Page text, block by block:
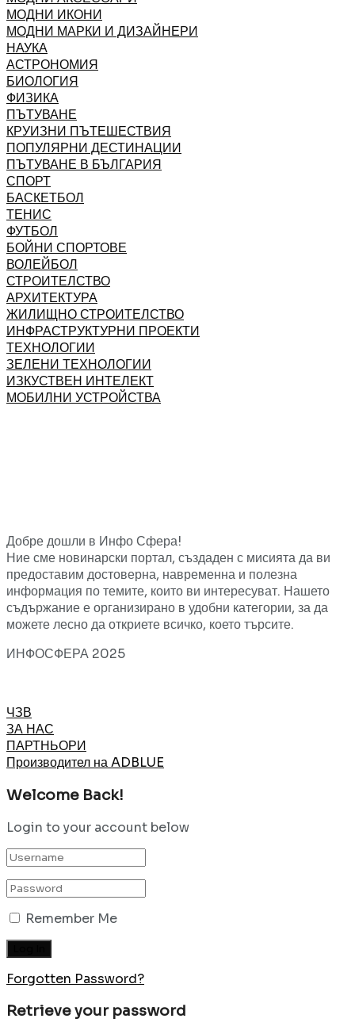
МОДНИ ИКОНИ
МОДНИ МАРКИ И ДИЗАЙНЕРИ
НАУКА
АСТРОНОМИЯ
БИОЛОГИЯ
ФИЗИКА
ПЪТУВАНЕ
КРУИЗНИ ПЪТЕШЕСТВИЯ
ПОПУЛЯРНИ ДЕСТИНАЦИИ
ПЪТУВАНЕ В БЪЛГАРИЯ
СПОРТ
БАСКЕТБОЛ
ТЕНИС
ФУТБОЛ
БОЙНИ СПОРТОВЕ
ВОЛЕЙБОЛ
СТРОИТЕЛСТВО
АРХИТЕКТУРА
ЖИЛИЩНО СТРОИТЕЛСТВО
ИНФРАСТРУКТУРНИ ПРОЕКТИ
ТЕХНОЛОГИИ
ЗЕЛЕНИ ТЕХНОЛОГИИ
ИЗКУСТВЕН ИНТЕЛЕКТ
МОБИЛНИ УСТРОЙСТВА
Добре дошли в Инфо Сфера!
Ние сме новинарски портал, създаден с мисията да ви
предоставим достоверна, навременна и полезна
информация по темите, които ви интересуват. Нашето
съдържание е организирано в удобни категории, за да
можете лесно да откриете всичко, което търсите.
ИНФОСФЕРА 2025
ЧЗВ
ЗА НАС
ПАРТНЬОРИ
Производител на ADBLUE
Welcome Back!
Login to your account below
Remember Me
Forgotten Password?
Retrieve your password